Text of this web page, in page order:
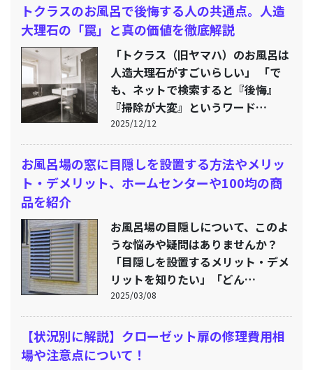
トクラスのお風呂で後悔する人の共通点。人造
大理石の「罠」と真の価値を徹底解説
「トクラス（旧ヤマハ）のお風呂は
人造大理石がすごいらしい」 「で
も、ネットで検索すると『後悔』
『掃除が大変』というワード…
2025/12/12
お風呂場の窓に目隠しを設置する方法やメリッ
ト・デメリット、ホームセンターや100均の商
品を紹介
お風呂場の目隠しについて、このよ
うな悩みや疑問はありませんか？
「目隠しを設置するメリット・デメ
リットを知りたい」「どん…
2025/03/08
【状況別に解説】クローゼット扉の修理費用相
場や注意点について！